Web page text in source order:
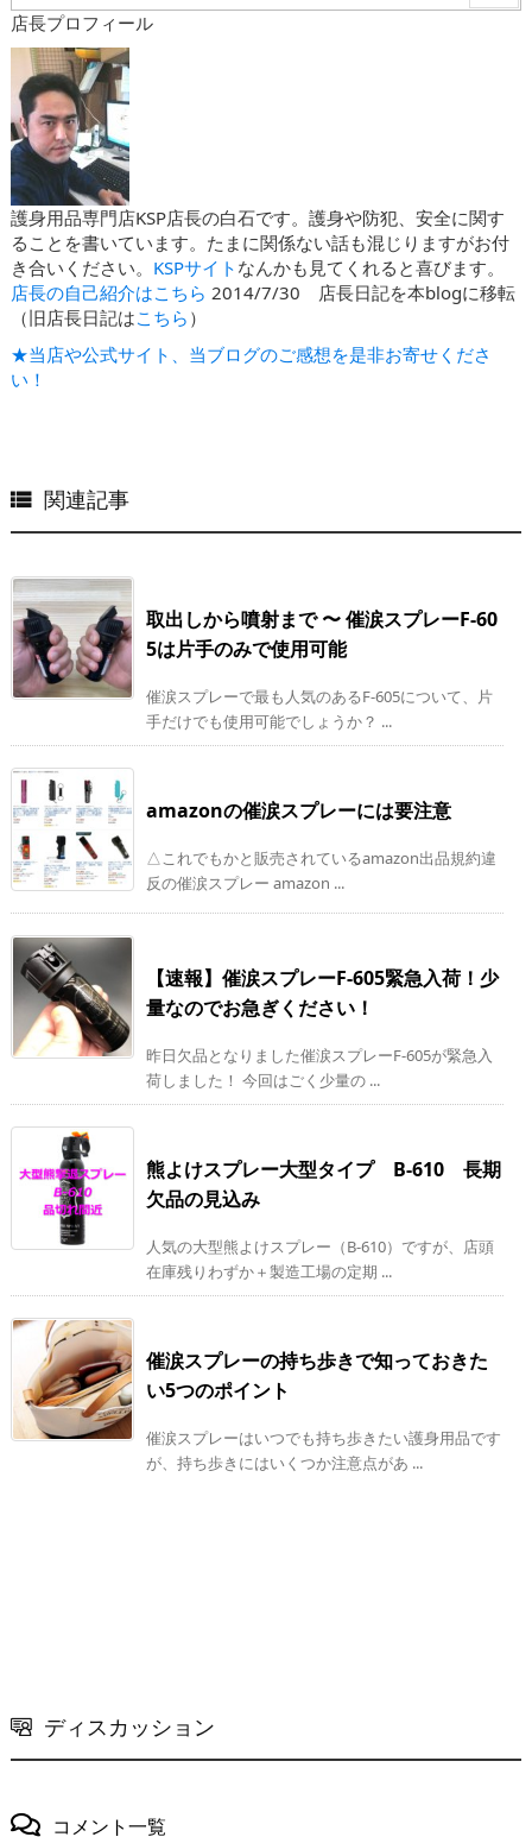
店長プロフィール
護身用品専門店KSP店長の白石です。護身や防犯、安全に関す
ることを書いています。たまに関係ない話も混じりますがお付
き合いください。 KSPサイト なんかも見てくれると喜びます。
店長の自己紹介はこちら 2014/7/30 店長日記を本blogに移転
（旧店長日記はこちら ）
★当店や公式サイト、当ブログのご感想を是非お寄せくださ
い！
 関連記事
取出しから噴射まで 〜 催涙スプレーF-60
5は片手のみで使用可能
催涙スプレーで最も人気のあるF-605について、片
手だけでも使用可能でしょうか？ ...
amazonの催涙スプレーには要注意
△これでもかと販売されているamazon出品規約違
反の催涙スプレー amazon ...
【速報】催涙スプレーF-605緊急入荷！少
量なのでお急ぎください！
昨日欠品となりました催涙スプレーF-605が緊急入
荷しました！ 今回はごく少量の ...
熊よけスプレー大型タイプ B-610 長期
欠品の見込み
人気の大型熊よけスプレー（B-610）ですが、店頭
在庫残りわずか＋製造工場の定期 ...
催涙スプレーの持ち歩きで知っておきた
い5つのポイント
催涙スプレーはいつでも持ち歩きたい護身用品です
が、持ち歩きにはいくつか注意点があ ...
ディスカッション
コメント一覧